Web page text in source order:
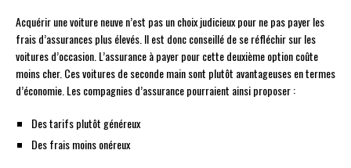
Acquérir une voiture neuve n’est pas un choix judicieux pour ne pas payer les
frais d’assurances plus élevés. Il est donc conseillé de se réfléchir sur les
voitures d’occasion. L’assurance à payer pour cette deuxième option coûte
moins cher. Ces voitures de seconde main sont plutôt avantageuses en termes
d’économie. Les compagnies d’assurance pourraient ainsi proposer :
Des tarifs plutôt généreux
Des frais moins onéreux